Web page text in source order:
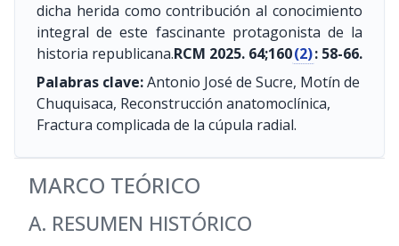
dicha herida como contribución al conocimiento
integral de este fascinante protagonista de la
historia republicana.RCM 2025. 64;160(2): 58-66.
Palabras clave:Antonio José de Sucre, Motín de
Chuquisaca, Reconstrucción anatomoclínica,
Fractura complicada de la cúpula radial.
MARCO TEÓRICO
A. RESUMEN HISTÓRICO